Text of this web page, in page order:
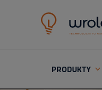
PRODUKTY